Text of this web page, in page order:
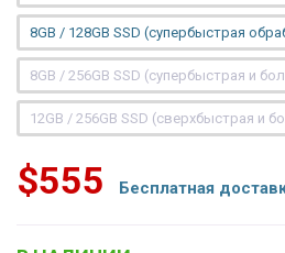
8GB / 128GB SSD (супербыстрая
8GB / 256GB SSD (супербыстрая и
12GB / 256GB SSD (сверхбыстрая и
$555 Бесплатная